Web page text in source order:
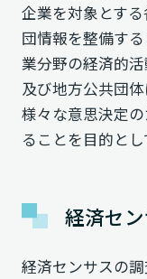
企業を対象とす
団情報を整備す
業分野の経済的
及び地方公共団
様々な意思決定
ることを目的とし
経済セ
経済センサスの